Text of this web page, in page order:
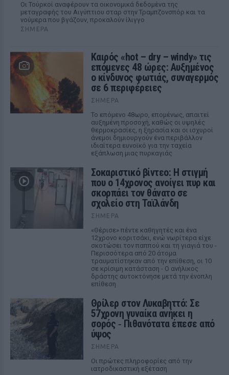
Οι Τούρκοί αναφέρουν τα οικονομικά δεδομένα της
μεταγραφής του Αιγύπτιου σταρ στην Τραμπζονσπόρ και τα
νούμερα που βγάζουν, προκαλούν ίλιγγο
ΣΉΜΕΡΑ
Καιρός «hot – dry – windy» τις
επόμενες 48 ώρες: Αυξημένος
ο κίνδυνος φωτιάς, συναγερμός
σε 6 περιφέρειες
ΣΉΜΕΡΑ
Το επόμενο 48ωρο, επομένως, απαιτεί
αυξημένη προσοχή, καθώς οι υψηλές
θερμοκρασίες, η ξηρασία και οι ισχυροί
άνεμοι δημιουργούν ένα περιβάλλον
ιδιαίτερα ευνοϊκό για την ταχεία
εξάπλωση μιας πυρκαγιάς
Σοκαριστικό βίντεο: Η στιγμή
που ο 14χρονος ανοίγει πυρ και
σκορπάει τον θάνατο σε
σχολείο στη Ταϊλάνδη
ΣΉΜΕΡΑ
«Θέρισε» πέντε καθηγητές και ένα
12χρονο κοριτσάκι, ενώ νωρίτερα είχε
σκοτώσει τον παππού και τη γιαγιά του -
Περισσότερα από 20 άτομα
τραυματίστηκαν από την επίθεση, οι 10
σε κρίσιμη κατάσταση - Ο ανήλικος
δράστης αυτοκτόνησε μετά την ένοπλη
επίθεση
Θρίλερ στον Λυκαβηττό: Σε
57χρονη γυναίκα ανήκει η
σορός ‑ Πιθανότατα έπεσε από
ύψος
ΣΉΜΕΡΑ
Οι πρώτες πληροφορίες από την
ιατροδικαστική εξέταση